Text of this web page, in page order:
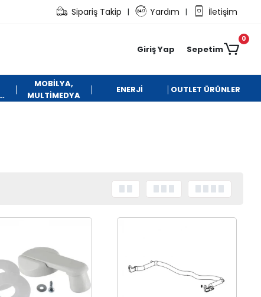
Sipariş Takip | Yardım | İletişim
Giriş Yap Sepetim
0
MOBİLYA,
MULTİMEDYA
ENERJİ OUTLET ÜRÜNLER